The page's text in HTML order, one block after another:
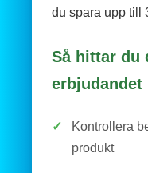
du spara upp till
Så hittar du
erbjudandet
✓
Kontrollera
produkt